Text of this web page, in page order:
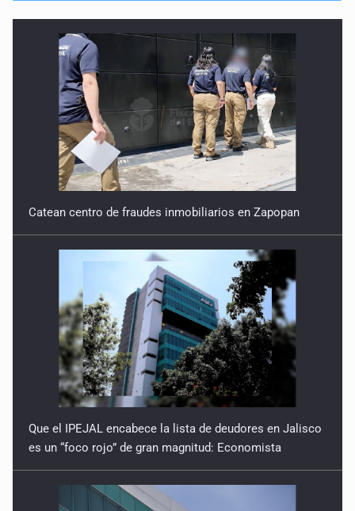
Catean centro de fraudes inmobiliarios en Zapopan
Que el IPEJAL encabece la lista de deudores en Jalisco
es un “foco rojo” de gran magnitud: Economista